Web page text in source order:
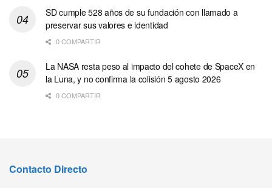
SD cumple 528 años de su fundación con llamado a
preservar sus valores e identidad
0 COMPARTIR
La NASA resta peso al impacto del cohete de SpaceX en
la Luna, y no confirma la colisión 5 agosto 2026
0 COMPARTIR
Contacto Directo